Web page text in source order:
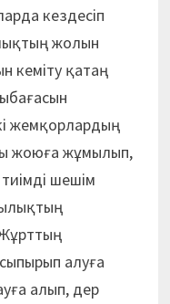
кездесіп
жолын
кеміту қатаң
жемқорлардың
жоюға жұмылып,
шешім
алуға
алып, дер